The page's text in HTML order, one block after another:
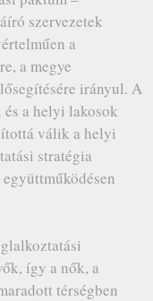
szervezetek
a
a megye
irányul. A
a helyi lakosok
válik a helyi
stratégia
így a nők, a
térségben